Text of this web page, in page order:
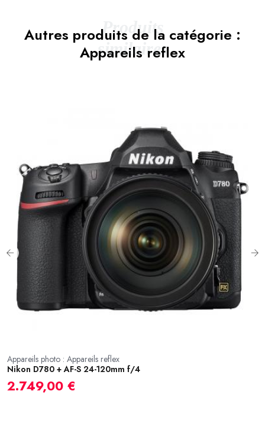
Produits
similaires
Autres produits de la catégorie :
Appareils reflex
Appareils photo : Appareils reflex
Nikon D780 + AF-S 24-120mm f/4
2.749,00 €